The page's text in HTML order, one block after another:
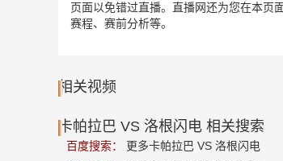
页面以免错过直播。直播网还为您在本页
赛程、赛前分析等。
相关视频
卡帕拉巴 VS 洛根闪电 相关搜索
百度搜索：
更多卡帕拉巴 VS 洛根闪电